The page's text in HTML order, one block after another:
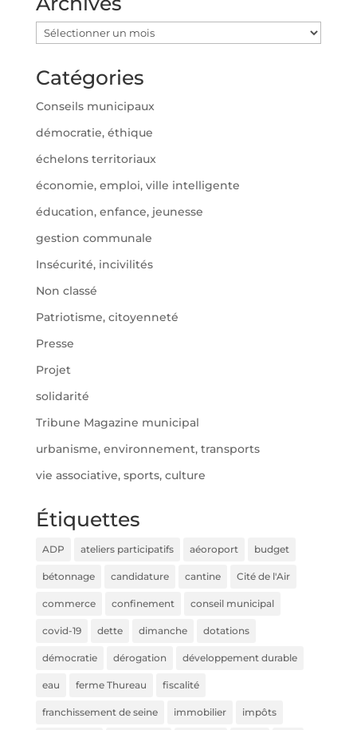
Archives
Catégories
Conseils municipaux
démocratie, éthique
échelons territoriaux
économie, emploi, ville intelligente
éducation, enfance, jeunesse
gestion communale
Insécurité, incivilités
Non classé
Patriotisme, citoyenneté
Presse
Projet
solidarité
Tribune Magazine municipal
urbanisme, environnement, transports
vie associative, sports, culture
Étiquettes
ADP ateliers participatifs aéoroport budget
bétonnage candidature cantine Cité de l'Air
commerce confinement conseil municipal
covid-19 dette dimanche dotations
démocratie dérogation développement durable
eau ferme Thureau fiscalité
franchissement de seine immobilier impôts